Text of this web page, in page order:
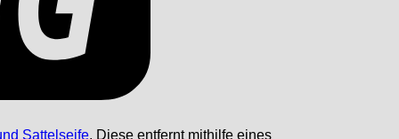
Sattelseife. Diese entfernt mithilfe eines